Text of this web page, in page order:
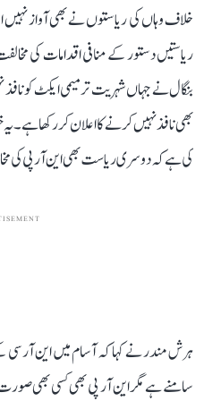
خلاف وہاں کی ریاستوں نے بھی آواز
ریاستیں دستور کے منافی اقدامات کی
بنگال نے جہاں شہریت ترمیمی ایکٹ کو نافذ
بھی نافذ نہیں کرنے کا اعلان کررکھا
کی ہے کہ دوسری ریاست بھی این آر پی کی
ہرش مندر نے کہا کہ آسام میں این آر سی
سامنے ہے مگر این آر پی بھی کسی بھی